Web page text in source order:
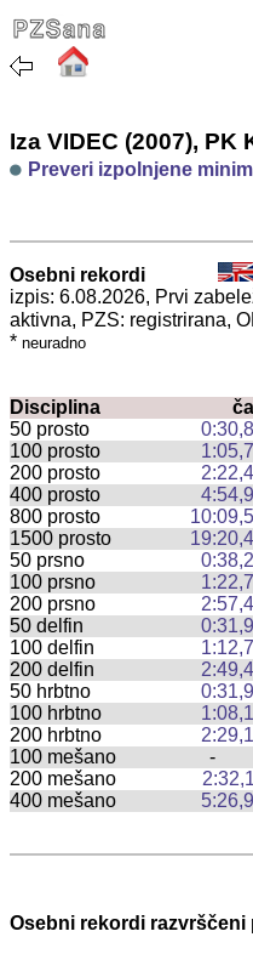
Iza VIDEC (2007), PK
Preveri izpolnjene
Osebni rekordi
izpis: 6.08.2026, Prvi
aktivna, PZS: registrirana,
* neuradno
Disciplina
50 prosto
100 prosto
200 prosto
400 prosto
800 prosto
1500 prosto
50 prsno
100 prsno
200 prsno
50 delfin
100 delfin
200 delfin
50 hrbtno
100 hrbtno
200 hrbtno
100 mešano
-
200 mešano
400 mešano
Osebni rekordi razvrščeni